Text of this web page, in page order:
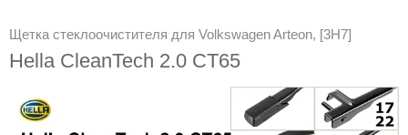
Щетка стеклоочистителя для Volkswagen Arteon, [3H7]
Hella CleanTech 2.0 CT65